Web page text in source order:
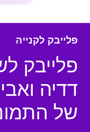
פלייבק לקנייה
פלייבק
דדיה
של